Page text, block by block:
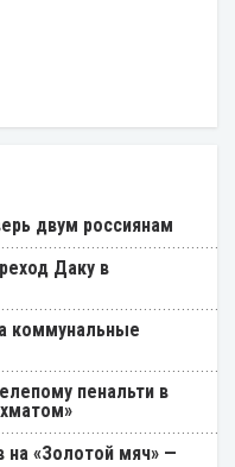
двум россиянам
Даку в
коммунальные
пенальти в
на «Золотой мяч» —